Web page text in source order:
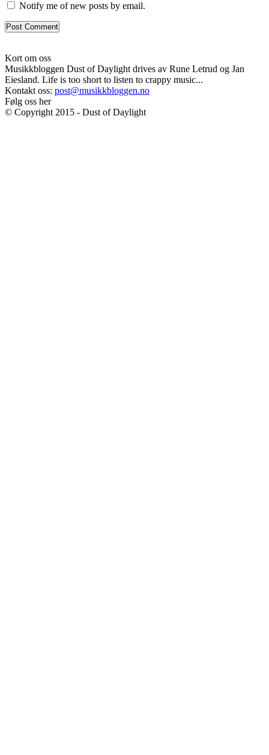
Notify me of new posts by email.
Kort om oss
Musikkbloggen Dust of Daylight drives av Rune Letrud og Jan
Eiesland. Life is too short to listen to crappy music...
Kontakt oss: post@musikkbloggen.no
Følg oss her
© Copyright 2015 - Dust of Daylight